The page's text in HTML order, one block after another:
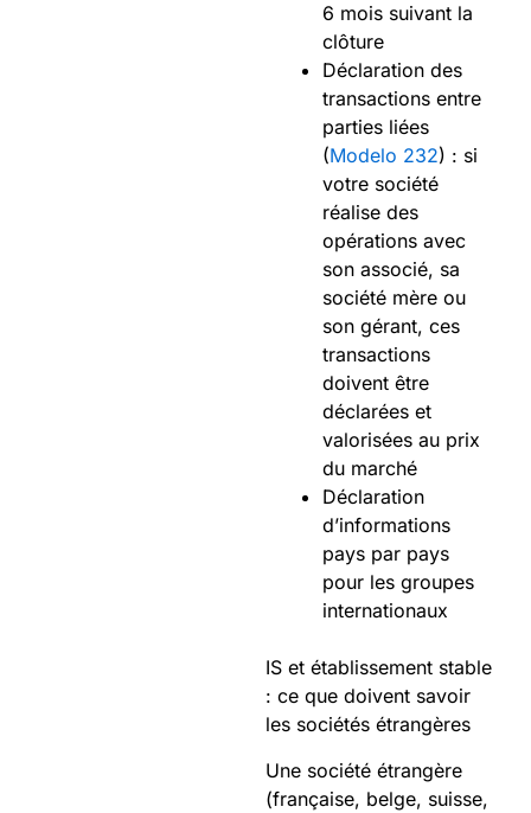
6 mois suivant la
clôture
Déclaration des
transactions entre
parties liées
(Modelo 232) : si
votre société
réalise des
opérations avec
son associé, sa
société mère ou
son gérant, ces
transactions
doivent être
déclarées et
valorisées au prix
du marché
Déclaration
d’informations
pays par pays
pour les groupes
internationaux
IS et établissement stable
: ce que doivent savoir
les sociétés étrangères
Une société étrangère
(française, belge, suisse,